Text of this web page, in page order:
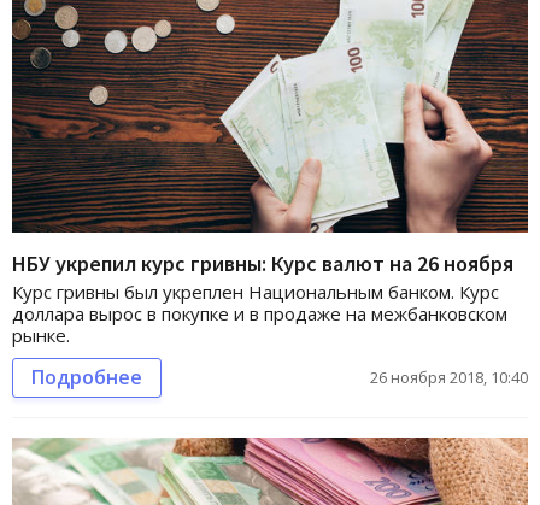
НБУ укрепил курс гривны: Курс валют на 26 ноября
Курс гривны был укреплен Национальным банком. Курс
доллара вырос в покупке и в продаже на межбанковском
рынке.
Подробнее 26 ноября 2018, 10:40